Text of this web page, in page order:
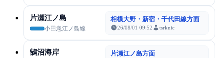
片瀬江ノ島
小田急江ノ島線
相模大野・新宿・千代田線方面
26/08/01 09:52 tsrknic
鵠沼海岸 片瀬江ノ島方面